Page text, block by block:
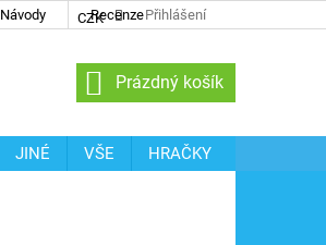
Návody Recenze
CZK Přihlášení
NÁKUPNÍ
KOŠÍK
Prázdný košík
JINÉ VŠE
HRAČKY